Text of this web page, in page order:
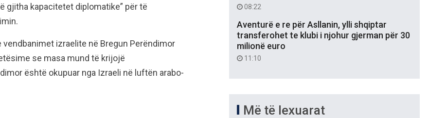
gjitha kapacitetet diplomatike” për të
izraelite në Bregun Perëndimor
se masa mund të krijojë
është okupuar nga Izraeli në luftën arabo-
08:22
Aventurë e re për Asllanin, ylli shqiptar
transferohet te klubi i njohur gjerman për 30
milionë euro
11:10
Më të lexuarat